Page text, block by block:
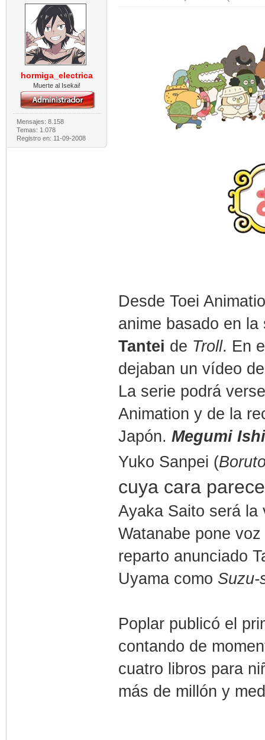
hormiga_electrica
Muerte al Isekai!
Mensajes: 8.158
Temas: 1.078
Registro en: 11-09-2008
Desde Toei
anime basado en
Tantei de Troll. En
dejaban un vídeo
La serie podrá
Animation y de la
Japón.Megumi
Yuko Sanpei (
cuya cara
Ayaka Saito será
Watanabe pone
reparto anunciado
Uyama como Suzu-
Poplar publicó el
contando de
cuatro libros para
más de millón y